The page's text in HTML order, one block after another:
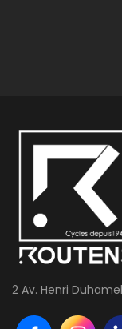
2 Av. Henri